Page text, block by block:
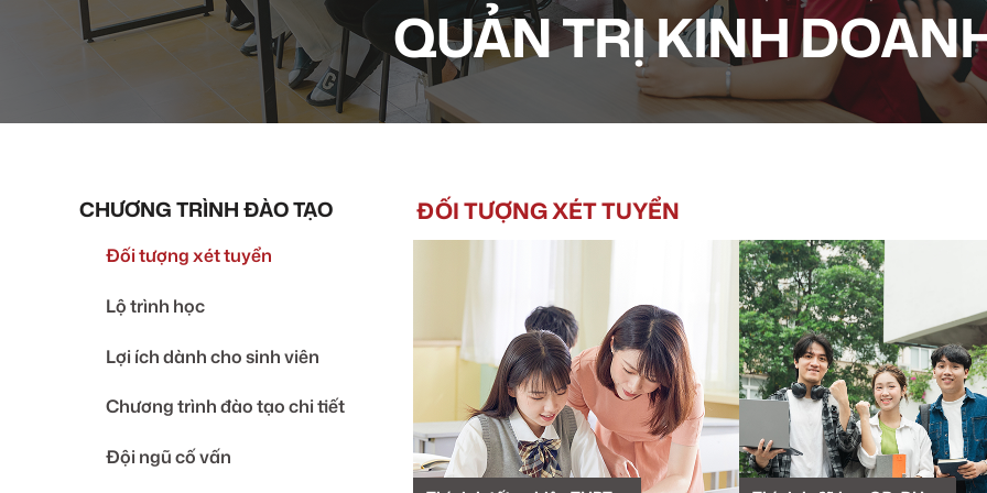
QUẢN TRỊ KINH
CHƯƠNG TRÌNH ĐÀO TẠO
Đối tượng xét tuyển
Lộ trình học
Lợi ích dành cho sinh viên
Chương trình đào tạo chi tiết
Đội ngũ cố vấn
ĐỐI TƯỢNG XÉT TUYỂN